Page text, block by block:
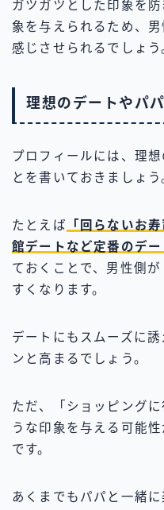
ガツガツとした印象を
象を与えられるため、
感じさせられるでしょう
理想のデートやパ
プロフィールには、理
とを書いておきましょう
たとえば
「回らないお
館デートなど定番のデー
ておくことで、男性側
すくなります。
デートにもスムーズに
ンと高まるでしょう。
ただ、「ショッピング
うな印象を与える可能
です。
あくまでもパパと一緒